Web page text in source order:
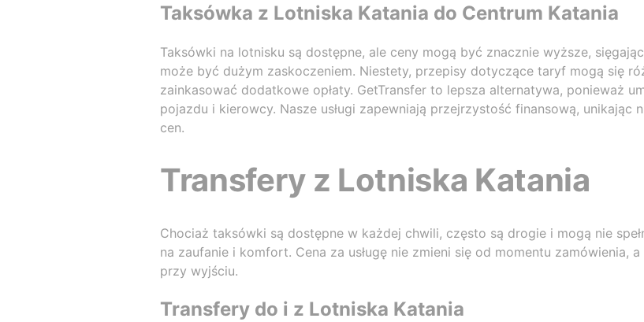
Taksówka z Lotniska Katania do Centrum Katania
Taksówki na lotnisku są dostępne, ale ceny mogą być znacznie wyższe,
może być dużym zaskoczeniem. Niestety, przepisy dotyczące taryf mogą się
zainkasować dodatkowe opłaty. GetTransfer to lepsza alternatywa, ponieważ
pojazdu i kierowcy. Nasze usługi zapewniają przejrzystość finansową, unikając
cen.
Transfery z Lotniska Katania
Chociaż taksówki są dostępne w każdej chwili, często są drogie i mogą nie
na zaufanie i komfort. Cena za usługę nie zmieni się od momentu zamówienia,
przy wyjściu.
Transfery do i z Lotniska Katania